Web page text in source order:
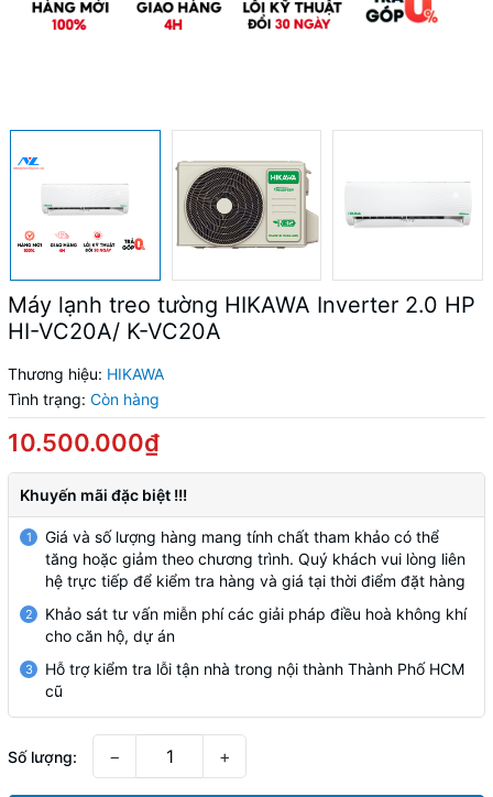
Máy lạnh treo tường HIKAWA Inverter 2.0 HP
HI-VC20A/ K-VC20A
Thương hiệu: HIKAWA
Tình trạng: Còn hàng
10.500.000₫
Khuyến mãi đặc biệt !!!
1
Giá và số lượng hàng mang tính chất tham khảo có thể
tăng hoặc giảm theo chương trình. Quý khách vui lòng liên
hệ trực tiếp để kiểm tra hàng và giá tại thời điểm đặt hàng
2
Khảo sát tư vấn miễn phí các giải pháp điều hoà không khí
cho căn hộ, dự án
3
Hỗ trợ kiểm tra lỗi tận nhà trong nội thành Thành Phố HCM
cũ
Số lượng: − +